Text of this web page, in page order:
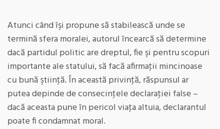
Atunci când îşi propune să stabilească unde se
termină sfera moralei, autorul încearcă să determine
dacă partidul politic are dreptul, fie şi pentru scopuri
importante ale statului, să facă afirmaţii mincinoase
cu bună ştiinţă. În această privinţă, răspunsul ar
putea depinde de consecinţele declaraţiei false –
dacă aceasta pune în pericol viaţa altuia, declarantul
poate fi condamnat moral.